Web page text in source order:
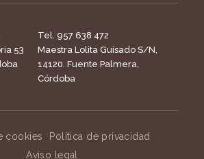
53
Tel. 957 638 472
Maestra Lolita Guisado S/N,
14120. Fuente Palmera,
Córdoba
cookies
Política de privacidad
Aviso legal